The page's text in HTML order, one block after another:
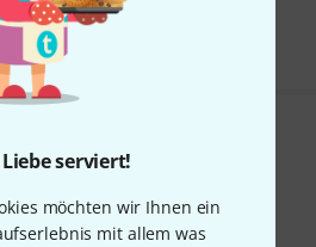
serviert!
möchten wir Ihnen ein
mit allem was
Preise inkl. MwSt.
was Sie sehen?
Hilfe & Feedback